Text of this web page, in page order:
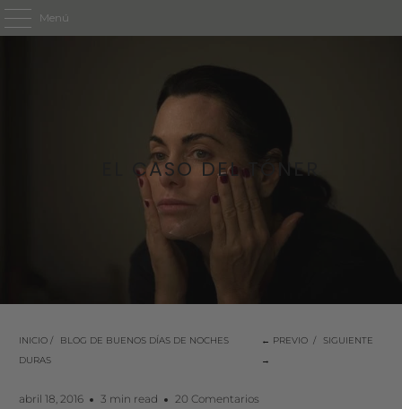
Menú
EL CASO DEL TÓNER
INICIO /
BLOG DE BUENOS DÍAS DE NOCHES
DURAS
← PREVIO /
SIGUIENTE
→
abril 18, 2016 3 min read 20 Comentarios